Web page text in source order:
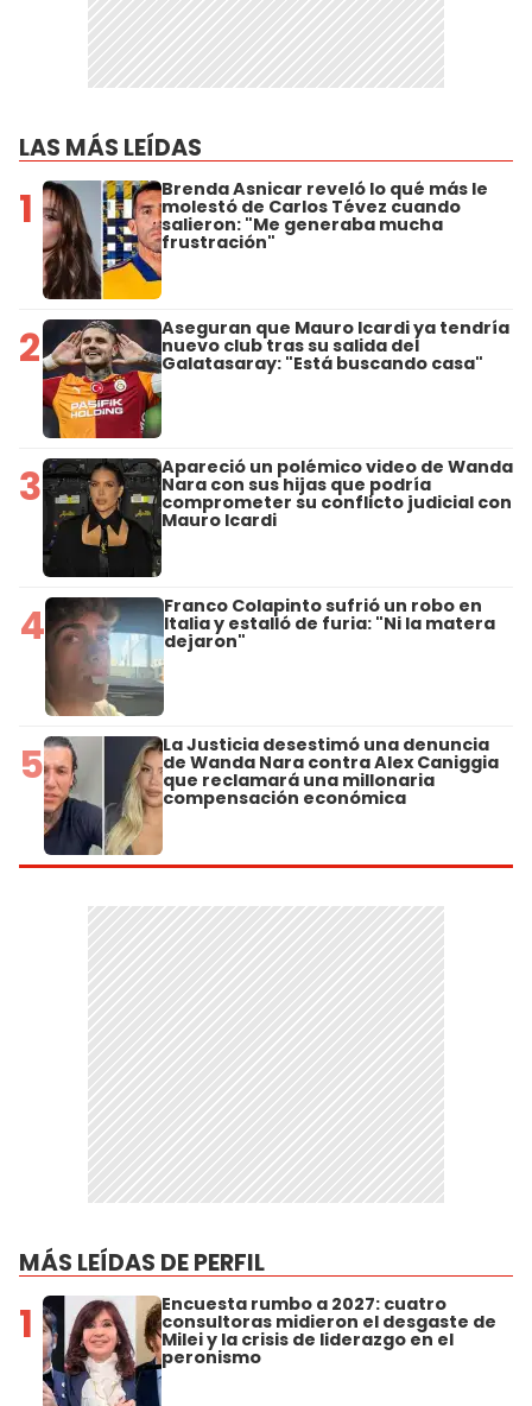
LAS MÁS LEÍDAS
1 Brenda Asnicar reveló lo qué más le
molestó de Carlos Tévez cuando
salieron: "Me generaba mucha
frustración"
2 Aseguran que Mauro Icardi ya tendría
nuevo club tras su salida del
Galatasaray: "Está buscando casa"
3 Apareció un polémico video de Wanda
Nara con sus hijas que podría
comprometer su conflicto judicial con
Mauro Icardi
4 Franco Colapinto sufrió un robo en
Italia y estalló de furia: "Ni la matera
dejaron"
5 La Justicia desestimó una denuncia
de Wanda Nara contra Alex Caniggia
que reclamará una millonaria
compensación económica
MÁS LEÍDAS DE PERFIL
1 Encuesta rumbo a 2027: cuatro
consultoras midieron el desgaste de
Milei y la crisis de liderazgo en el
peronismo